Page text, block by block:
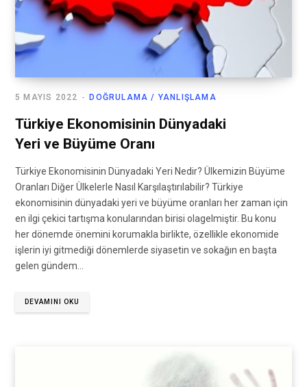
DOĞRULAMA / YANLIŞLAMA
5 MAYIS 2022
Türkiye Ekonomisinin Dünyadaki
Yeri ve Büyüme Oranı
Türkiye Ekonomisinin Dünyadaki Yeri Nedir? Ülkemizin Büyüme
Oranları Diğer Ülkelerle Nasıl Karşılaştırılabilir? Türkiye
ekonomisinin dünyadaki yeri ve büyüme oranları her zaman için
en ilgi çekici tartışma konularından birisi olagelmiştir. Bu konu
her dönemde önemini korumakla birlikte, özellikle ekonomide
işlerin iyi gitmediği dönemlerde siyasetin ve sokağın en başta
gelen gündem…
DEVAMINI OKU